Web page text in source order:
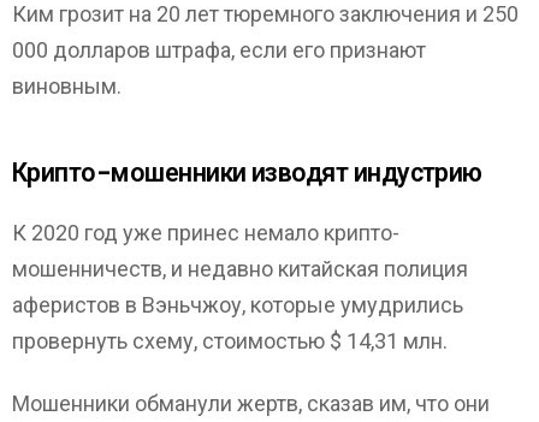
Ким грозит на 20 лет тюремного заключения и 250
000 долларов штрафа, если его признают
виновным.
Крипто-мошенники изводят индустрию
К 2020 год уже принес немало крипто-
мошенничеств, и недавно китайская полиция
аферистов в Вэньчжоу, которые умудрились
провернуть схему, стоимостью $ 14,31 млн.
Мошенники обманули жертв, сказав им, что они